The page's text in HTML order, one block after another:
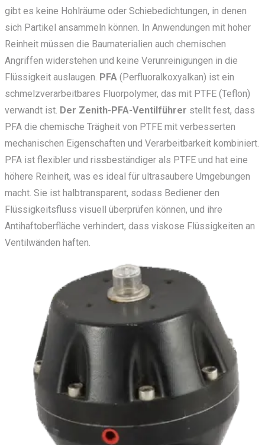
gibt es keine Hohlräume oder Schiebedichtungen, in denen
sich Partikel ansammeln können. In Anwendungen mit hoher
Reinheit müssen die Baumaterialien auch chemischen
Angriffen widerstehen und keine Verunreinigungen in die
Flüssigkeit auslaugen. PFA(Perfluoralkoxyalkan) ist ein
schmelzverarbeitbares Fluorpolymer, das mit PTFE (Teflon)
verwandt ist. Der Zenith-PFA-Ventilführer stellt fest, dass
PFA die chemische Trägheit von PTFE mit verbesserten
mechanischen Eigenschaften und Verarbeitbarkeit kombiniert.
PFA ist flexibler und rissbeständiger als PTFE und hat eine
höhere Reinheit, was es ideal für ultrasaubere Umgebungen
macht. Sie ist halbtransparent, sodass Bediener den
Flüssigkeitsfluss visuell überprüfen können, und ihre
Antihaftoberfläche verhindert, dass viskose Flüssigkeiten an
Ventilwänden haften.